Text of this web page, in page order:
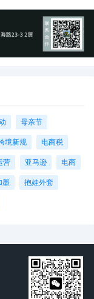
母亲节
境新规 电商税
营 亚马逊 电商
墨 抱娃外套